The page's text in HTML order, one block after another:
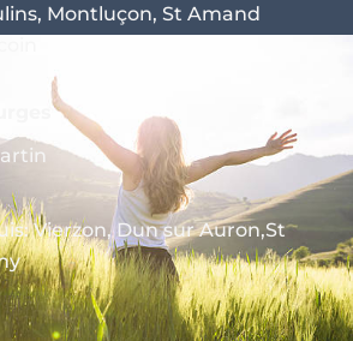
Montluçon, St Amand
Vierzon, Dun sur Auron,St